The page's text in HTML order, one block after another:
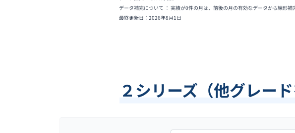
データ補完について ： 実績が0件の月は、前後の月の有効なデータから線形補
最終更新日： 2026年8月1日
２シリーズ（他グレー